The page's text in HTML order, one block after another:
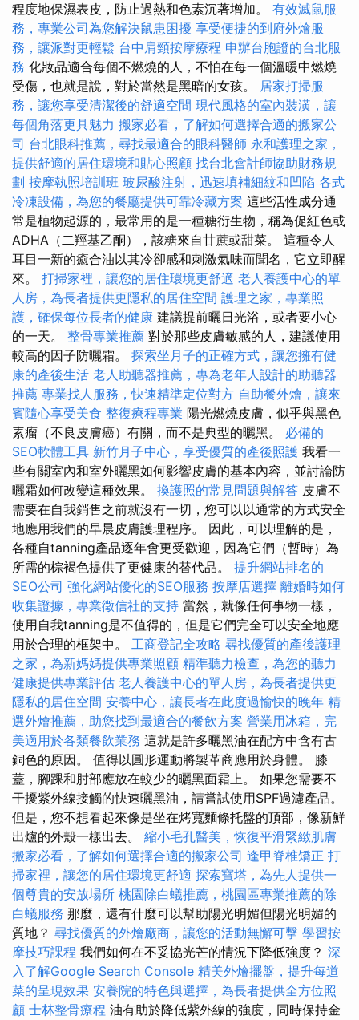
程度地保濕表皮，防止過熱和色素沉著增加。 有效滅鼠服
務，專業公司為您解決鼠患困擾 享受便捷的到府外燴服
務，讓派對更輕鬆 台中肩頸按摩療程 申辦台胞證的台北服
務 化妝品適合每個不燃燒的人，不怕在每一個溫暖中燃燒
受傷，也就是說，對於當然是黑暗的女孩。 居家打掃服
務，讓您享受清潔後的舒適空間 現代風格的室內裝潢，讓
每個角落更具魅力 搬家必看，了解如何選擇合適的搬家公
司 台北眼科推薦，尋找最適合的眼科醫師 永和護理之家，
提供舒適的居住環境和貼心照顧 找台北會計師協助財務規
劃 按摩執照培訓班 玻尿酸注射，迅速填補細紋和凹陷 各式
冷凍設備，為您的餐廳提供可靠冷藏方案 這些活性成分通
常是植物起源的，最常用的是一種糖衍生物，稱為促紅色或
ADHA（二羥基乙酮），該糖來自甘蔗或甜菜。 這種令人
耳目一新的癒合油以其冷卻感和刺激氣味而聞名，它立即醒
來。 打掃家裡，讓您的居住環境更舒適 老人養護中心的單
人房，為長者提供更隱私的居住空間 護理之家，專業照
護，確保每位長者的健康 建議提前曬日光浴，或者要小心
的一天。 整骨專業推薦 對於那些皮膚敏感的人，建議使用
較高的因子防曬霜。 探索坐月子的正確方式，讓您擁有健
康的產後生活 老人助聽器推薦，專為老年人設計的助聽器
推薦 專業找人服務，快速精準定位對方 自助餐外燴，讓來
賓隨心享受美食 整復療程專業 陽光燃燒皮膚，似乎與黑色
素瘤（不良皮膚癌）有關，而不是典型的曬黑。 必備的
SEO軟體工具 新竹月子中心，享受優質的產後照護 我看一
些有關室內和室外曬黑如何影響皮膚的基本內容，並討論防
曬霜如何改變這種效果。 換護照的常見問題與解答 皮膚不
需要在自我銷售之前就沒有一切，您可以以通常的方式安全
地應用我們的早晨皮膚護理程序。 因此，可以理解的是，
各種自tanning產品逐年會更受歡迎，因為它們（暫時）為
所需的棕褐色提供了更健康的替代品。 提升網站排名的
SEO公司 強化網站優化的SEO服務 按摩店選擇 離婚時如何
收集證據，專業徵信社的支持 當然，就像任何事物一樣，
使用自我tanning是不值得的，但是它們完全可以安全地應
用於合理的框架中。 工商登記全攻略 尋找優質的產後護理
之家，為新媽媽提供專業照顧 精準聽力檢查，為您的聽力
健康提供專業評估 老人養護中心的單人房，為長者提供更
隱私的居住空間 安養中心，讓長者在此度過愉快的晚年 精
選外燴推薦，助您找到最適合的餐飲方案 營業用冰箱，完
美適用於各類餐飲業務 這就是許多曬黑油在配方中含有古
銅色的原因。 值得以圓形運動將製革商應用於身體。 膝
蓋，腳踝和肘部應放在較少的曬黑面霜上。 如果您需要不
干擾紫外線接觸的快速曬黑油，請嘗試使用SPF過濾產品。
但是，您不想看起來像是坐在烤寬麵條托盤的頂部，像新鮮
出爐的外殼一樣出去。 縮小毛孔醫美，恢復平滑緊緻肌膚
搬家必看，了解如何選擇合適的搬家公司 逢甲脊椎矯正 打
掃家裡，讓您的居住環境更舒適 探索寶塔，為先人提供一
個尊貴的安放場所 桃園除白蟻推薦，桃園區專業推薦的除
白蟻服務 那麼，還有什麼可以幫助陽光明媚但陽光明媚的
質地？ 尋找優質的外燴廠商，讓您的活動無懈可擊 學習按
摩技巧課程 我們如何在不妥協光芒的情況下降低強度？ 深
入了解Google Search Console 精美外燴擺盤，提升每道
菜的呈現效果 安養院的特色與選擇，為長者提供全方位照
顧 士林整骨療程 油有助於降低紫外線的強度，同時保持金